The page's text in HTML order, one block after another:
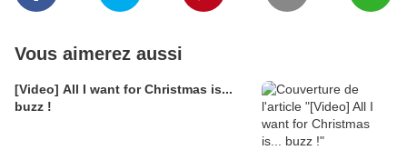
Vous aimerez aussi
[Video] All I want for Christmas is...
buzz !